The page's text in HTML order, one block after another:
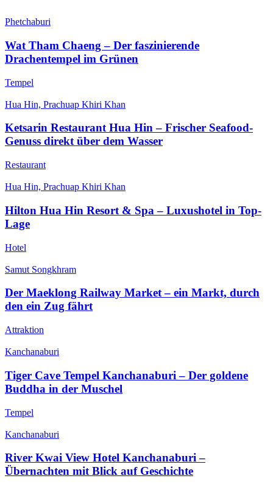
Phetchaburi
Wat Tham Chaeng – Der faszinierende
Drachentempel im Grünen
Tempel
Hua Hin, Prachuap Khiri Khan
Ketsarin Restaurant Hua Hin – Frischer Seafood-
Genuss direkt über dem Wasser
Restaurant
Hua Hin, Prachuap Khiri Khan
Hilton Hua Hin Resort & Spa – Luxushotel in Top-
Lage
Hotel
Samut Songkhram
Der Maeklong Railway Market – ein Markt, durch
den ein Zug fährt
Attraktion
Kanchanaburi
Tiger Cave Tempel Kanchanaburi – Der goldene
Buddha in der Muschel
Tempel
Kanchanaburi
River Kwai View Hotel Kanchanaburi –
Übernachten mit Blick auf Geschichte